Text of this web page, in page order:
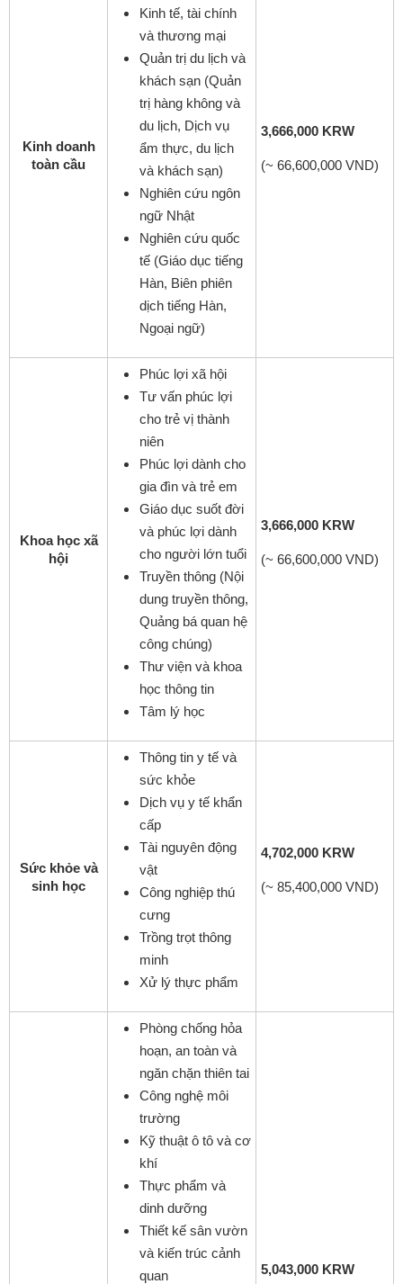
Kinh doanh
toàn cầu
Kinh tế, tài chính
và thương mại
Quản trị du lịch và
khách sạn (Quản
trị hàng không và
du lịch, Dịch vụ
ẩm thực, du lịch
và khách sạn)
Nghiên cứu ngôn
ngữ Nhật
Nghiên cứu quốc
tế (Giáo dục tiếng
Hàn, Biên phiên
dịch tiếng Hàn,
Ngoại ngữ)
3,666,000 KRW
(~ 66,600,000 VND)
Khoa học xã
hội
Phúc lợi xã hội
Tư vấn phúc lợi
cho trẻ vị thành
niên
Phúc lợi dành cho
gia đìn và trẻ em
Giáo dục suốt đời
và phúc lợi dành
cho người lớn tuổi
Truyền thông (Nội
dung truyền thông,
Quảng bá quan hệ
công chúng)
Thư viện và khoa
học thông tin
Tâm lý học
3,666,000 KRW
(~ 66,600,000 VND)
Sức khỏe và
sinh học
Thông tin y tế và
sức khỏe
Dịch vụ y tế khẩn
cấp
Tài nguyên động
vật
Công nghiệp thú
cưng
Trồng trọt thông
minh
Xử lý thực phẩm
4,702,000 KRW
(~ 85,400,000 VND)
Phòng chống hỏa
hoạn, an toàn và
ngăn chặn thiên tai
Công nghệ môi
trường
Kỹ thuật ô tô và cơ
khí
Thực phẩm và
dinh dưỡng
Thiết kế sân vườn
và kiến trúc cảnh
quan
5,043,000 KRW